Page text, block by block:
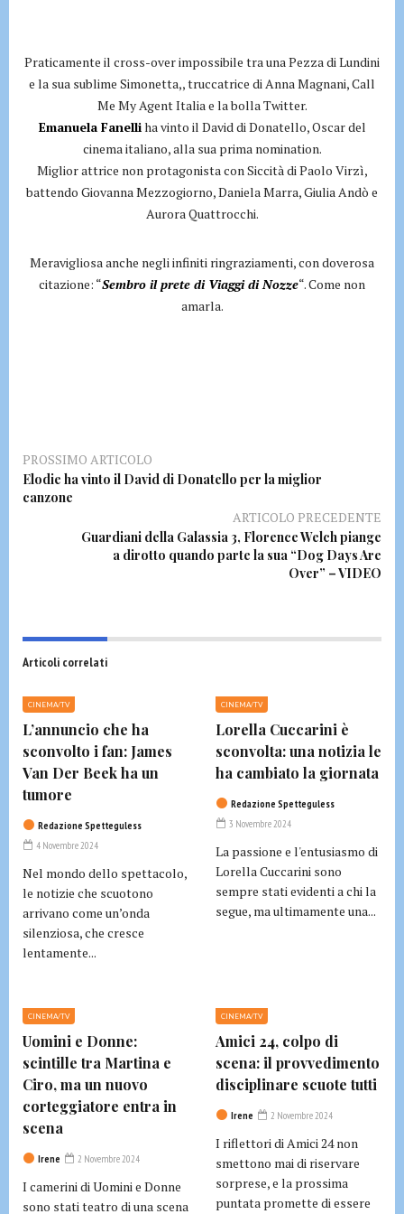
Praticamente il cross-over impossibile tra una Pezza di Lundini
e la sua sublime Simonetta,, truccatrice di Anna Magnani, Call
Me My Agent Italia e la bolla Twitter.
Emanuela Fanelliha vinto il David di Donatello, Oscar del
cinema italiano, alla sua prima nomination.
Miglior attrice non protagonista con Siccità di Paolo Virzì,
battendo Giovanna Mezzogiorno, Daniela Marra, Giulia Andò e
Aurora Quattrocchi.
Meravigliosa anche negli infiniti ringraziamenti, con doverosa
citazione: “Sembro il prete di Viaggi di Nozze“. Come non
amarla.
PROSSIMO ARTICOLO
Elodie ha vinto il David di Donatello per la miglior
canzone
ARTICOLO PRECEDENTE
Guardiani della Galassia 3, Florence Welch piange
a dirotto quando parte la sua “Dog Days Are
Over” – VIDEO
Articoli correlati
CINEMA/TV
L’annuncio che ha
sconvolto i fan: James
Van Der Beek ha un
tumore
Redazione Spetteguless
4 Novembre 2024
Nel mondo dello spettacolo,
le notizie che scuotono
arrivano come un’onda
silenziosa, che cresce
lentamente...
CINEMA/TV
Lorella Cuccarini è
sconvolta: una notizia le
ha cambiato la giornata
Redazione Spetteguless
3 Novembre 2024
La passione e l'entusiasmo di
Lorella Cuccarini sono
sempre stati evidenti a chi la
segue, ma ultimamente una...
CINEMA/TV
Uomini e Donne:
scintille tra Martina e
Ciro, ma un nuovo
corteggiatore entra in
scena
Irene 2 Novembre 2024
I camerini di Uomini e Donne
sono stati teatro di una scena
CINEMA/TV
Amici 24, colpo di
scena: il provvedimento
disciplinare scuote tutti
Irene 2 Novembre 2024
I riflettori di Amici 24 non
smettono mai di riservare
sorprese, e la prossima
puntata promette di essere